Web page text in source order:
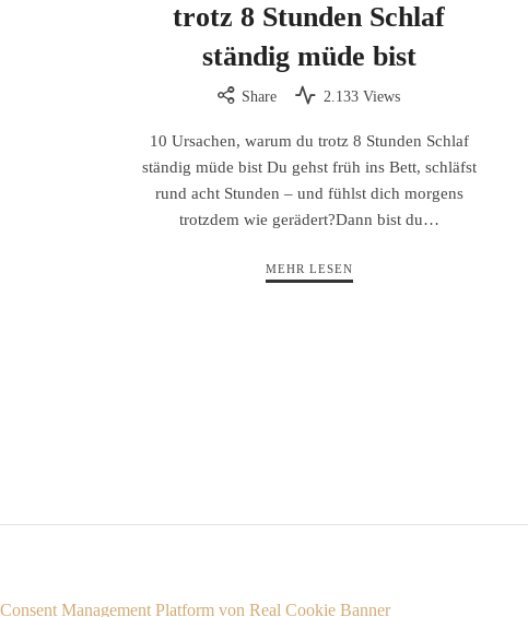
trotz 8 Stunden Schlaf
ständig müde bist
Share 2.133 Views
10 Ursachen, warum du trotz 8 Stunden Schlaf
ständig müde bist Du gehst früh ins Bett, schläfst
rund acht Stunden – und fühlst dich morgens
trotzdem wie gerädert?Dann bist du…
MEHR LESEN
Consent Management Platform von Real Cookie Banner